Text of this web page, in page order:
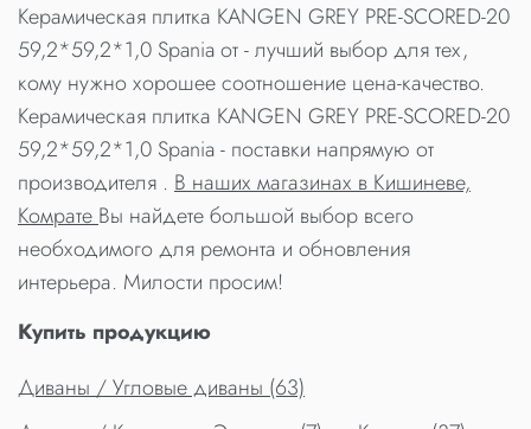
Керамическая плитка KANGEN GREY PRE-SCORED-20
59,2*59,2*1,0 Spania от - лучший выбор для тех,
кому нужно хорошее соотношение цена-качество.
Керамическая плитка KANGEN GREY PRE-SCORED-20
59,2*59,2*1,0 Spania - поставки напрямую от
производителя . В наших магазинах в Кишиневе,
КомратеВы найдете большой выбор всего
необходимого для ремонта и обновления
интерьера. Милости просим!
Купить продукцию
Диваны / Угловые диваны (63)